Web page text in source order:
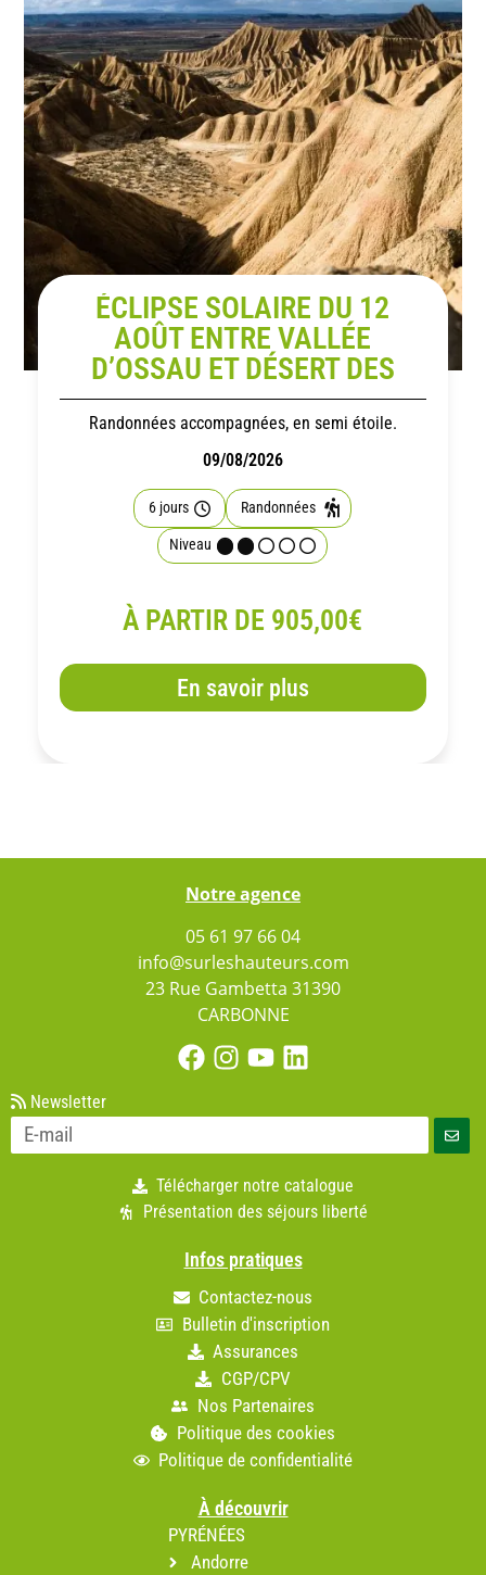
ÉCLIPSE SOLAIRE DU 12
AOÛT ENTRE VALLÉE
D’OSSAU ET DÉSERT DES
BARDENAS
Randonnées accompagnées, en semi étoile.
09/08/2026
6 jours
Randonnées
Niveau
À PARTIR DE 905,00€
En savoir plus
Notre agence
05 61 97 66 04
info@surleshauteurs.com
23 Rue Gambetta 31390
CARBONNE
Newsletter
Télécharger notre catalogue
Présentation des séjours liberté
Infos pratiques
Contactez-nous
Bulletin d'inscription
Assurances
CGP/CPV
Nos Partenaires
Politique des cookies
Politique de confidentialité
À découvrir
PYRÉNÉES
Andorre